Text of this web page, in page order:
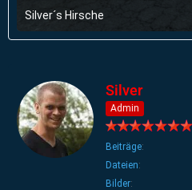
Silver´s Hirsche
31. Mai 2014 um 08:58
Silver
Admin
Beiträge
Dateien
Bilder